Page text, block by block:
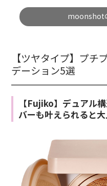
moonshot
【ツヤタイプ】プチ
デーション5選
【Fujiko】デュアル
バーも叶えられると